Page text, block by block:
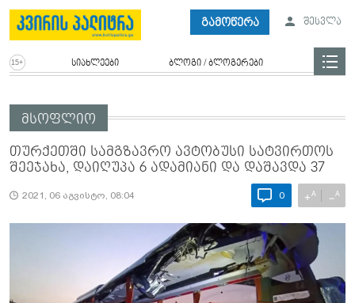
გამოწერა შესვლა
სიახლეები ბლოგი / ბლოგერები
მსოფლიო
თურქეთში სამგზავრო ავტობუსი სატვირთოს
შეეჯახა, დაიღუპა 6 ადამიანი და დაშავდა 37
2021, 06 აგვისტო, 08:04 0 +A −A